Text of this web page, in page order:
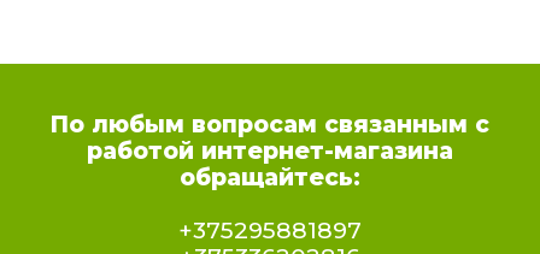
По любым вопросам связанным с
работой интернет-магазина
обращайтесь:
+375295881897